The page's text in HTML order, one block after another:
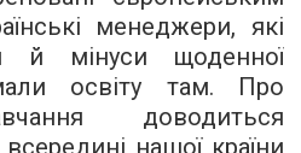
менеджери, які
й мінуси щоденної
освіту там. Про
доводиться